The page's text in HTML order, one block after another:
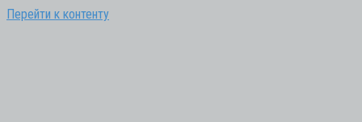
Перейти к контенту